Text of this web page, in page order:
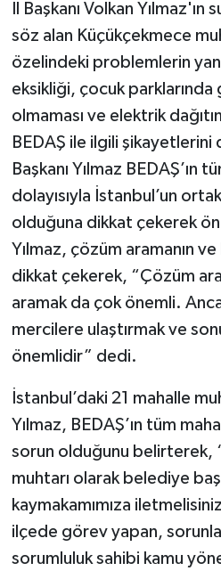
İl Başkanı Volkan Yılmaz'ın
söz alan Küçükçekmece
özelindeki problemlerin
eksikliği, çocuk parklarında
olmaması ve elektrik
BEDAŞ ile ilgili şikayetlerini
Başkanı Yılmaz BEDAŞ’ın
dolayısıyla İstanbul’un
olduğuna dikkat çekerek
Yılmaz, çözüm aramanın
dikkat çekerek, “Çözüm
aramak da çok önemli.
mercilere ulaştırmak ve
önemlidir” dedi.
İstanbul’daki 21 mahalle
Yılmaz, BEDAŞ’ın tüm
sorun olduğunu belirterek,
muhtarı olarak belediye
kaymakamımıza
ilçede görev yapan,
sorumluluk sahibi kamu